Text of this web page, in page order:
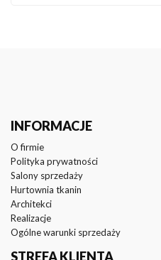
INFORMACJE
O firmie
Polityka prywatności
Salony sprzedaży
Hurtownia tkanin
Architekci
Realizacje
Ogólne warunki sprzedaży
STREFA KLIENTA